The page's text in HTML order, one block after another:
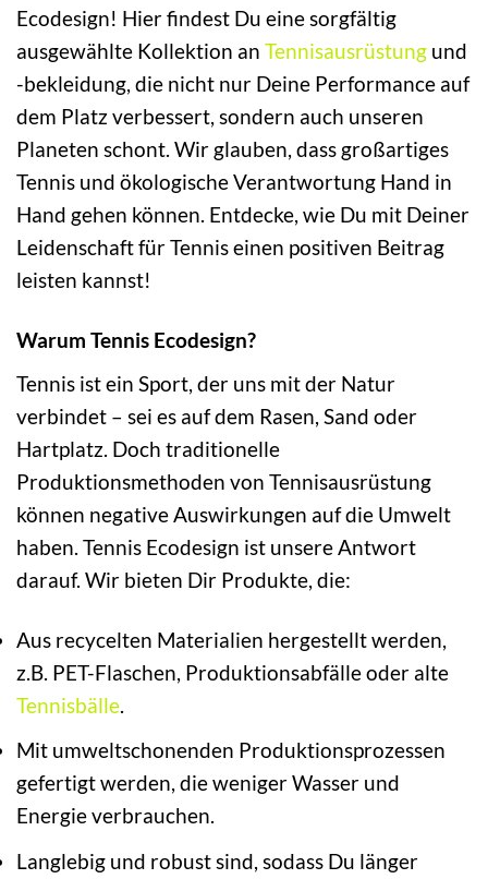
Ecodesign! Hier findest Du eine sorgfältig
ausgewählte Kollektion an Tennisausrüstung und
-bekleidung, die nicht nur Deine Performance auf
dem Platz verbessert, sondern auch unseren
Planeten schont. Wir glauben, dass großartiges
Tennis und ökologische Verantwortung Hand in
Hand gehen können. Entdecke, wie Du mit Deiner
Leidenschaft für Tennis einen positiven Beitrag
leisten kannst!
Warum Tennis Ecodesign?
Tennis ist ein Sport, der uns mit der Natur
verbindet – sei es auf dem Rasen, Sand oder
Hartplatz. Doch traditionelle
Produktionsmethoden von Tennisausrüstung
können negative Auswirkungen auf die Umwelt
haben. Tennis Ecodesign ist unsere Antwort
darauf. Wir bieten Dir Produkte, die:
Aus recycelten Materialien hergestellt werden,
z.B. PET-Flaschen, Produktionsabfälle oder alte
Tennisbälle
Mit umweltschonenden Produktionsprozessen
gefertigt werden, die weniger Wasser und
Energie verbrauchen.
Langlebig und robust sind, sodass Du länger